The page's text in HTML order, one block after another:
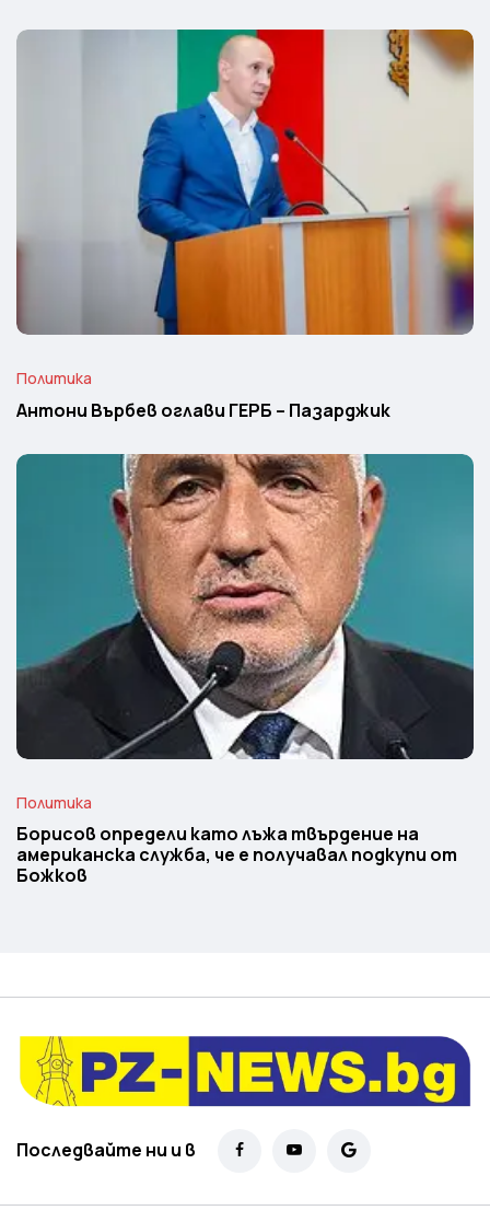
Политика
Антони Върбев оглави ГЕРБ – Пазарджик
Политика
Борисов определи като лъжа твърдение на
американска служба, че е получавал подкупи от
Божков
Последвайте ни и в